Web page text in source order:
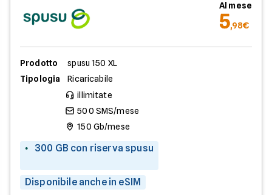
Al mese
5,98€
Prodotto
spusu 150 XL
Tipologia
Ricaricabile
illimitate
500 SMS/mese
150 Gb/mese
300 GB con riserva spusu
Disponibile anche in eSIM